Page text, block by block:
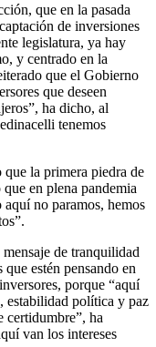
que en la pasada
de inversiones
legislatura, ya hay
y centrado en la
que el Gobierno
que deseen
ha dicho, al
tenemos
la primera piedra de
en plena pandemia
no paramos, hemos
de tranquilidad
que estén pensando en
porque “aquí
estabilidad política y paz
certidumbre”, ha
van los intereses